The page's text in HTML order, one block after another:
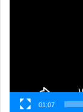
01:07